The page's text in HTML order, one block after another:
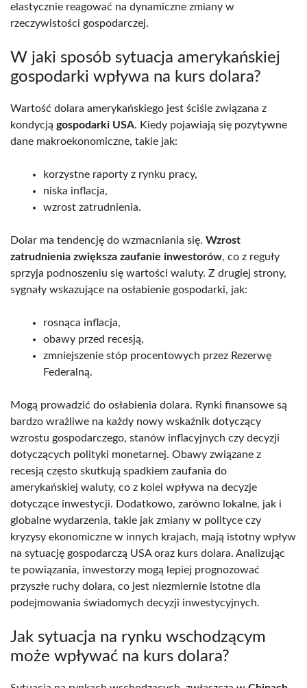
elastycznie reagować na dynamiczne zmiany w
rzeczywistości gospodarczej.
W jaki sposób sytuacja amerykańskiej
gospodarki wpływa na kurs dolara?
Wartość dolara amerykańskiego jest ściśle związana z
kondycją gospodarki USA. Kiedy pojawiają się pozytywne
dane makroekonomiczne, takie jak:
korzystne raporty z rynku pracy,
niska inflacja,
wzrost zatrudnienia.
Dolar ma tendencję do wzmacniania się. Wzrost
zatrudnienia zwiększa zaufanie inwestorów, co z reguły
sprzyja podnoszeniu się wartości waluty. Z drugiej strony,
sygnały wskazujące na osłabienie gospodarki, jak:
rosnąca inflacja,
obawy przed recesją,
zmniejszenie stóp procentowych przez Rezerwę
Federalną.
Mogą prowadzić do osłabienia dolara. Rynki finansowe są
bardzo wrażliwe na każdy nowy wskaźnik dotyczący
wzrostu gospodarczego, stanów inflacyjnych czy decyzji
dotyczących polityki monetarnej. Obawy związane z
recesją często skutkują spadkiem zaufania do
amerykańskiej waluty, co z kolei wpływa na decyzje
dotyczące inwestycji. Dodatkowo, zarówno lokalne, jak i
globalne wydarzenia, takie jak zmiany w polityce czy
kryzysy ekonomiczne w innych krajach, mają istotny wpływ
na sytuację gospodarczą USA oraz kurs dolara. Analizując
te powiązania, inwestorzy mogą lepiej prognozować
przyszłe ruchy dolara, co jest niezmiernie istotne dla
podejmowania świadomych decyzji inwestycyjnych.
Jak sytuacja na rynku wschodzącym
może wpływać na kurs dolara?